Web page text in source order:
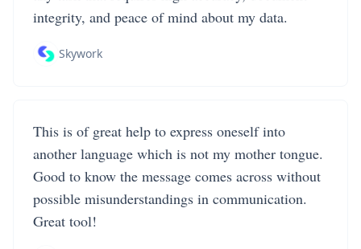
integrity, and peace of mind about my data.
Skywork
This is of great help to express oneself into
another language which is not my mother tongue.
Good to know the message comes across without
possible misunderstandings in communication.
Great tool!